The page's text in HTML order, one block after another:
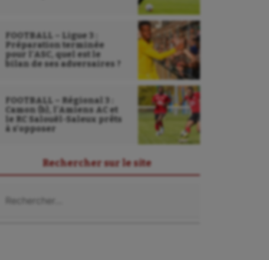
FOOTBALL – Ligue 3 :
Préparation terminée
pour l’ASC, quel est le
bilan de ses adversaires ?
FOOTBALL – Régional 3 :
Camon (b), l’Amiens AC et
le RC Salouël-Saleux prêts
à s’opposer
Rechercher sur le site